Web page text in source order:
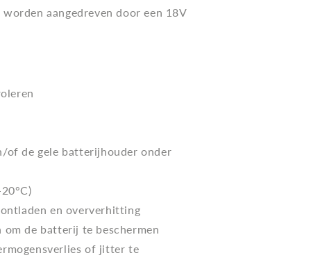
aangedreven door een 18V
of de gele batterijhouder onder
en oververhitting
de batterij te beschermen
of jitter te